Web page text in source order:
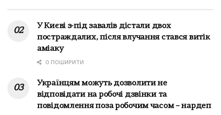
У Києві з-під завалів дістали двох
постраждалих, після влучання стався витік
аміаку
0 ПОШИРИТИ
Українцям можуть дозволити не
відповідати на робочі дзвінки та
повідомлення поза робочим часом – нардеп